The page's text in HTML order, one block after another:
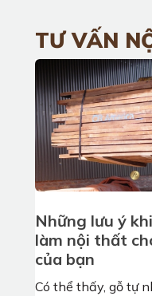
TƯ VẤN
Những lưu ý
làm nội thất
của bạn
Có thể thấy, gỗ tự